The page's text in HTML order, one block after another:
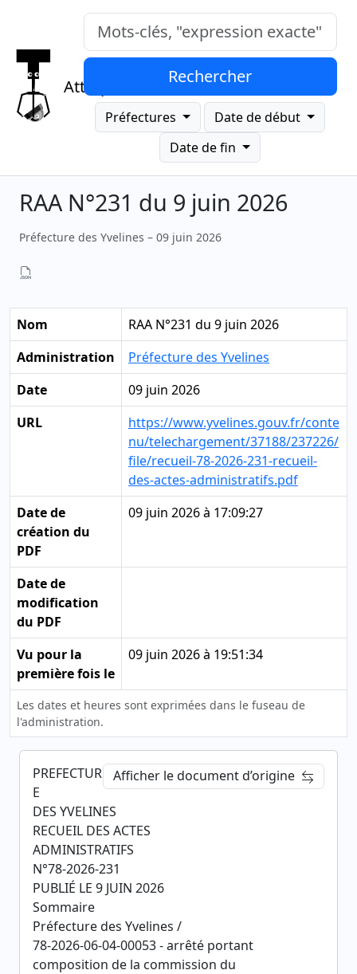
Attrap
Mots-clés, "expression exacte"
Rechercher
Préfectures
Date de début
Date de fin
RAA N°231 du 9 juin 2026
Préfecture des Yvelines – 09 juin 2026
Nom
RAA N°231 du 9 juin 2026
Administration
Préfecture des Yvelines
Date
09 juin 2026
URL
https://www.yvelines.gouv.fr/conte
nu/telechargement/37188/237226/
file/recueil-78-2026-231-recueil-
des-actes-administratifs.pdf
Date de
création du
PDF
09 juin 2026 à 17:09:27
Date de
modification
du PDF
Vu pour la
première fois le
09 juin 2026 à 19:51:34
Les dates et heures sont exprimées dans le fuseau de
l'administration.
Afficher le document d’origine
PREFECTUR
E
DES YVELINES
RECUEIL DES ACTES
ADMINISTRATIFS
N°78-2026-231
PUBLIÉ LE 9 JUIN 2026
Sommaire
Préfecture des Yvelines /
78-2026-06-04-00053 - arrêté portant
composition de la commission du